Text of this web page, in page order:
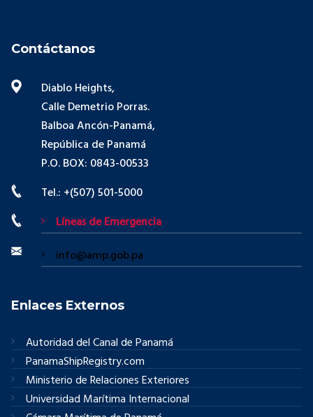
Contáctanos
Diablo Heights,
Calle Demetrio Porras.
Balboa Ancón-Panamá,
República de Panamá
P.O. BOX: 0843-00533
Tel.: +(507) 501-5000
Líneas de Emergencia
info@amp.gob.pa
Enlaces Externos
Autoridad del Canal de Panamá
PanamaShipRegistry.com
Ministerio de Relaciones Exteriores
Universidad Marítima Internacional